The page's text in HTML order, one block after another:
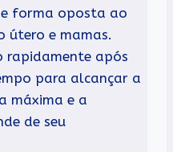
forma oposta ao
útero e mamas.
rapidamente após
para alcançar a
máxima e a
de seu